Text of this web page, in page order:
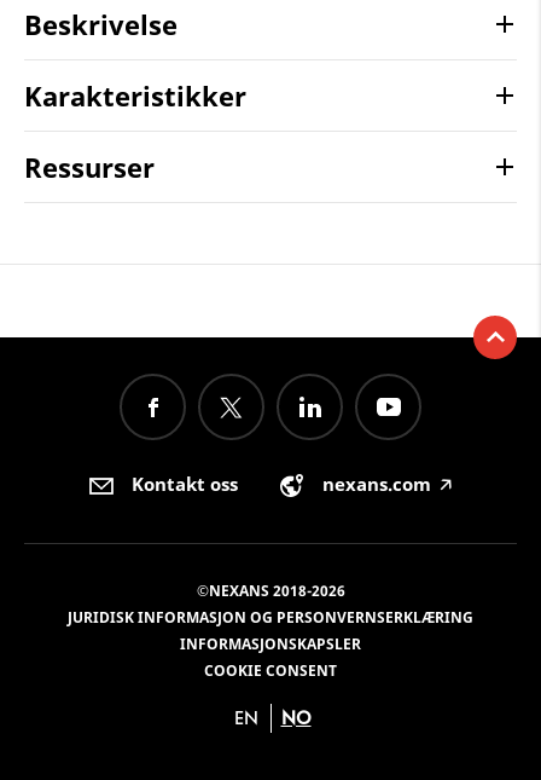
Beskrivelse
Karakteristikker
Ressurser
Kontakt oss nexans.com 🡥
©NEXANS 2018-2026
JURIDISK INFORMASJON OG PERSONVERNSERKLÆRING
INFORMASJONSKAPSLER
COOKIE CONSENT
EN NO